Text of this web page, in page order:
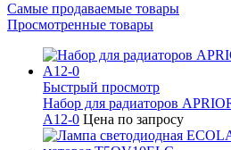
Самые продаваемые товары
Просмотренные товары
Быстрый просмотр
Набор для радиаторов
A12-0 Цена по запросу